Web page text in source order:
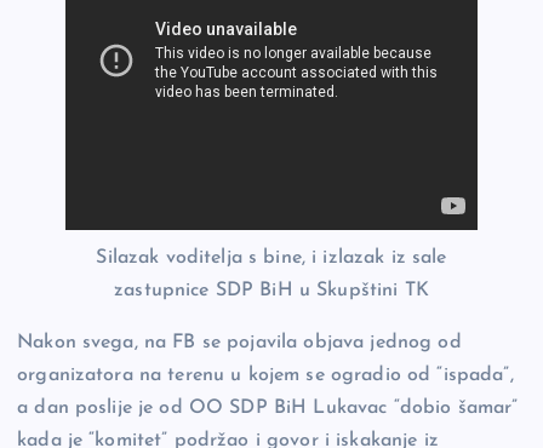
Silazak voditelja s bine, i izlazak iz sale
zastupnice SDP BiH u Skupštini TK
Nakon svega, na FB se pojavila objava jednog od
organizatora na terenu u kojem se ogradio od “ispada”,
a dan poslije je od OO SDP BiH Lukavac “dobio šamar”
kada je “komitet” podržao i govor i iskakanje iz